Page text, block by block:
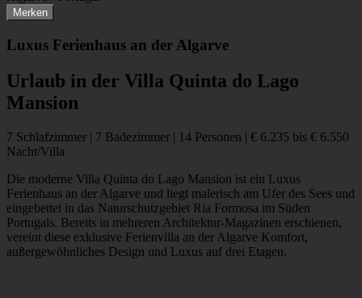
Merken
Luxus Ferienhaus an der Algarve
Urlaub in der Villa Quinta do Lago
Mansion
7 Schlafzimmer | 7 Badezimmer | 14 Personen | € 6.235 bis € 6.550
Nacht/Villa
Die moderne Villa Quinta do Lago Mansion ist ein Luxus
Ferienhaus an der Algarve und liegt malerisch am Ufer des Sees und
eingebettet in das Naturschutzgebiet Ria Formosa im Süden
Portugals. Bereits in mehreren Architektur-Magazinen erschienen,
vereint diese exklusive Ferienvilla an der Algarve Komfort,
außergewöhnliches Design und Luxus auf drei Etagen.